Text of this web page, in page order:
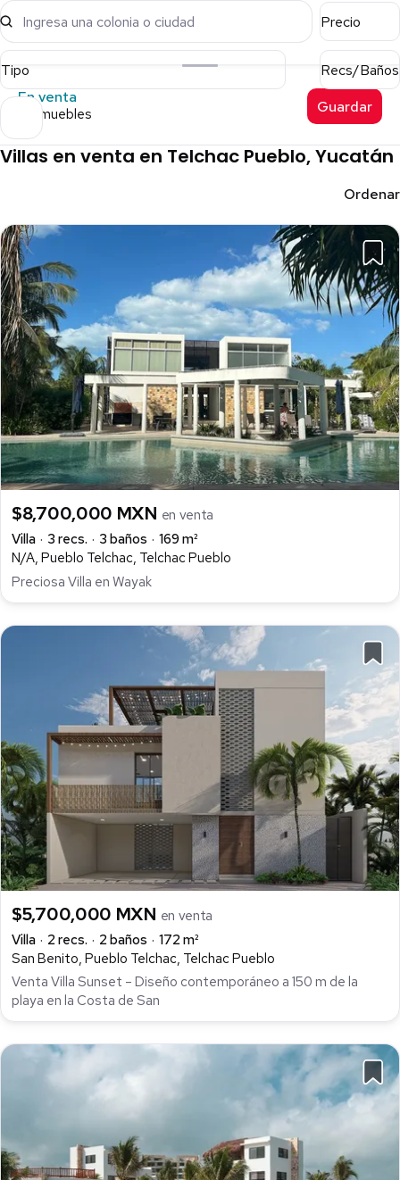
Ingresa una colonia o ciudad Precio
Tipo
Recs/Baños
En venta
4 inmuebles Guardar
Villas en venta en Telchac Pueblo, Yucatán
Ordenar
$8,700,000 MXN en venta
Villa
3 recs. 3 baños
169 m²
N/A, Pueblo Telchac, Telchac Pueblo
Preciosa Villa en Wayak
$5,700,000 MXN en venta
Villa
2 recs. 2 baños
172 m²
San Benito, Pueblo Telchac, Telchac Pueblo
Venta Villa Sunset – Diseño contemporáneo a 150 m de la
playa en la Costa de San